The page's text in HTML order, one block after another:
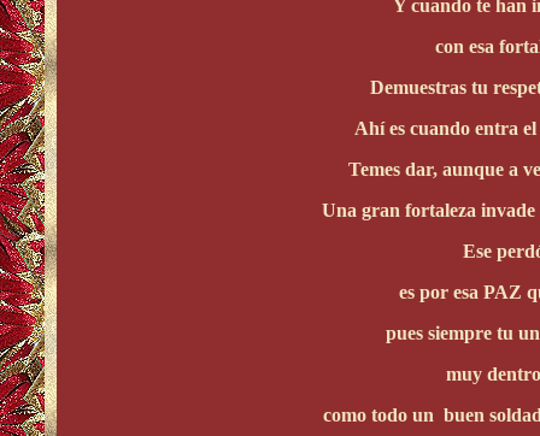
Y cuando te han
con esa
Demuestras tu
Ahí es cuando entra
Temes dar, aunque a
Una gran fortaleza invade
Ese
es por esa PAZ
pues siempre tu
muy
como todo un buen